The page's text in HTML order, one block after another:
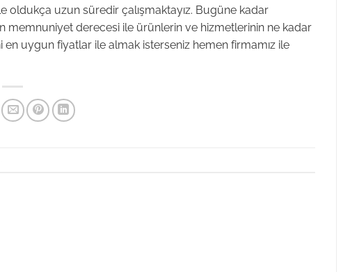
oldukça uzun süredir çalışmaktayız. Bugüne kadar
memnuniyet derecesi ile ürünlerin ve hizmetlerinin ne kadar
en uygun fiyatlar ile almak isterseniz hemen firmamız ile